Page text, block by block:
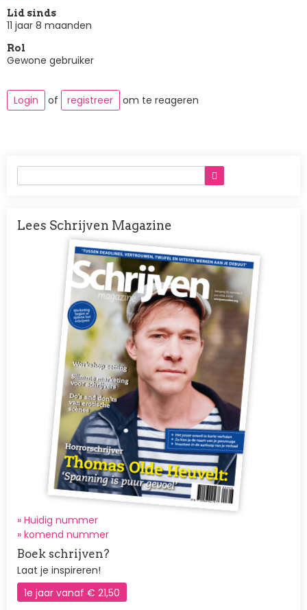
Lid sinds
11 jaar 8 maanden
Rol
Gewone gebruiker
Login of registreer om te reageren
Lees Schrijven Magazine
Afbeelding
» Huidig nummer
» komend nummer
Boek schrijven?
Laat je inspireren!
1e jaar vanaf € 21,50